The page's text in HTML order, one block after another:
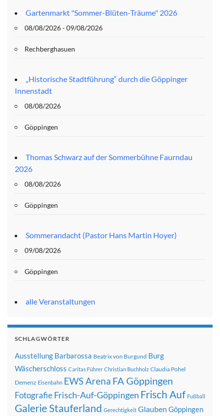
Gartenmarkt "Sommer-Blüten-Träume" 2026
08/08/2026 - 09/08/2026
Rechberghasuen
„Historische Stadtführung“ durch die Göppinger
Innenstadt
08/08/2026
Göppingen
Thomas Schwarz auf der Sommerbühne Faurndau
2026
08/08/2026
Göppingen
Sommerandacht (Pastor Hans Martin Hoyer)
09/08/2026
Göppingen
alle Veranstaltungen
SCHLAGWÖRTER
Ausstellung Barbarossa Beatrix von Burgund Burg
Wäscherschloss Caritas Führer Christian Buchholz Claudia Pohel
Demenz Eisenbahn EWS Arena FA Göppingen
FotografieFrisch-Auf-Göppingen Frisch Auf Fußball
Galerie Stauferland Gerechtigkeit Glauben Göppingen